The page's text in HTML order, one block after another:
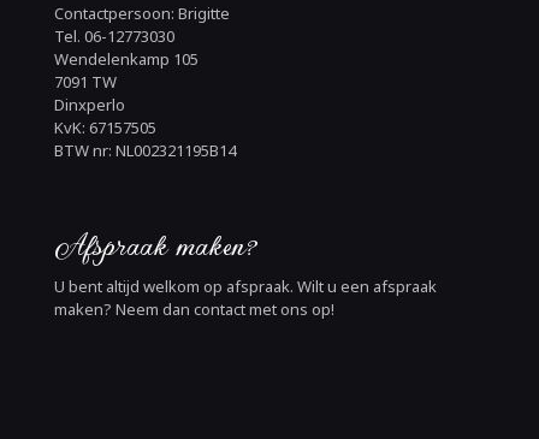
Contactpersoon: Brigitte
Tel. 06-12773030
Wendelenkamp 105
7091 TW
Dinxperlo
KvK: 67157505
BTW nr: NL002321195B14
Afspraak maken?
U bent altijd welkom op afspraak. Wilt u een afspraak
maken? Neem dan contact met ons op!